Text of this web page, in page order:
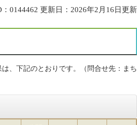
0144462 更新日：2026年2月16日更新
下記のとおりです。（問合せ先：まち